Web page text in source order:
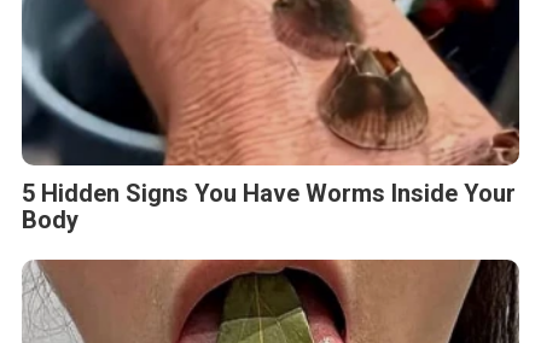
5 Hidden Signs You Have Worms Inside Your
Body